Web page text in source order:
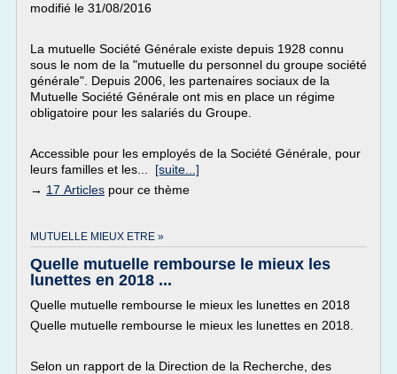
modifié le 31/08/2016
La mutuelle Société Générale existe depuis 1928 connu
sous le nom de la "mutuelle du personnel du groupe société
générale". Depuis 2006, les partenaires sociaux de la
Mutuelle Société Générale ont mis en place un régime
obligatoire pour les salariés du Groupe.
Accessible pour les employés de la Société Générale, pour
leurs familles et les... [suite...]
→ 17 Articles pour ce thème
MUTUELLE MIEUX ETRE »
Quelle mutuelle rembourse le mieux les
lunettes en 2018 ...
Quelle mutuelle rembourse le mieux les lunettes en 2018
Quelle mutuelle rembourse le mieux les lunettes en 2018.
Selon un rapport de la Direction de la Recherche, des